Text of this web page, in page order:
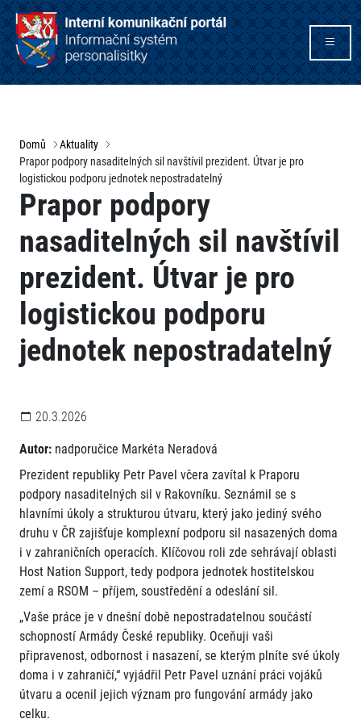
Domů
Aktuality
Prapor podpory nasaditelných sil navštívil prezident. Útvar je pro
logistickou podporu jednotek nepostradatelný
Prapor podpory
nasaditelných sil navštívil
prezident. Útvar je pro
logistickou podporu
jednotek nepostradatelný
20.3.2026
Autor: nadporučice Markéta Neradová
Prezident republiky Petr Pavel včera zavítal k Praporu
podpory nasaditelných sil v Rakovníku. Seznámil se s
hlavními úkoly a strukturou útvaru, který jako jediný svého
druhu v ČR zajišťuje komplexní podporu sil nasazených doma
i v zahraničních operacích. Klíčovou roli zde sehrávají oblasti
Host Nation Support, tedy podpora jednotek hostitelskou
zemí a RSOM – příjem, soustředění a odeslání sil.
„Vaše práce je v dnešní době nepostradatelnou součástí
schopností Armády České republiky. Oceňuji vaši
připravenost, odbornost i nasazení, se kterým plníte své úkoly
doma i v zahraničí,“ vyjádřil Petr Pavel uznání práci vojáků
útvaru a ocenil jejich význam pro fungování armády jako
celku.